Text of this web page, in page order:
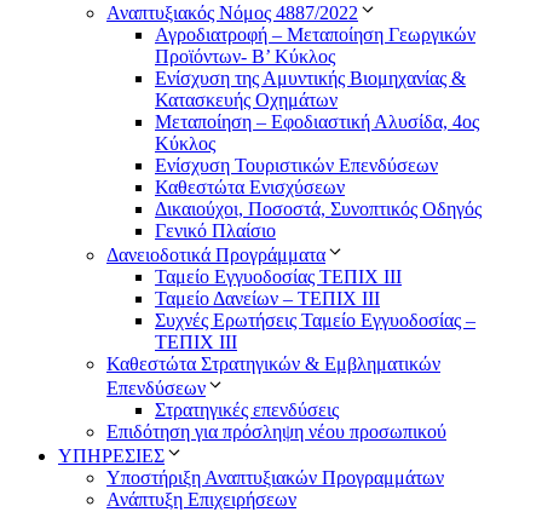
Αναπτυξιακός Νόμος 4887/2022
Αγροδιατροφή – Μεταποίηση Γεωργικών
Προϊόντων- Β’ Κύκλος
Eνίσχυση της Αμυντικής Βιομηχανίας &
Κατασκευής Οχημάτων
Μεταποίηση – Εφοδιαστική Αλυσίδα, 4ος
Κύκλος
Ενίσχυση Τουριστικών Επενδύσεων
Καθεστώτα Ενισχύσεων
Δικαιούχοι, Ποσοστά, Συνοπτικός Οδηγός
Γενικό Πλαίσιο
Δανειοδοτικά Προγράμματα
Ταμείο Εγγυοδοσίας ΤΕΠΙΧ ΙΙΙ
Ταμείο Δανείων – ΤΕΠΙΧ ΙΙΙ
Συχνές Ερωτήσεις Ταμείο Εγγυοδοσίας –
ΤΕΠΙΧ ΙΙΙ
Καθεστώτα Στρατηγικών & Εμβληματικών
Επενδύσεων
Στρατηγικές επενδύσεις
Επιδότηση για πρόσληψη νέου προσωπικού
ΥΠΗΡΕΣΙΕΣ
Υποστήριξη Αναπτυξιακών Προγραμμάτων
Ανάπτυξη Επιχειρήσεων